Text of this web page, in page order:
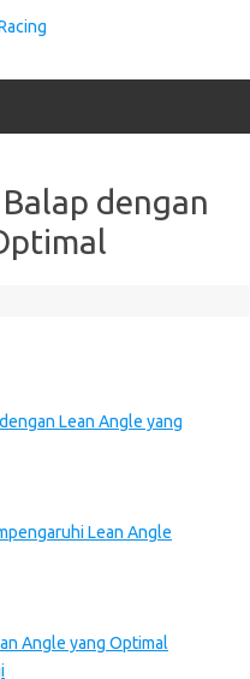
dengan
Lean Angle yang
Lean Angle
Angle yang Optimal